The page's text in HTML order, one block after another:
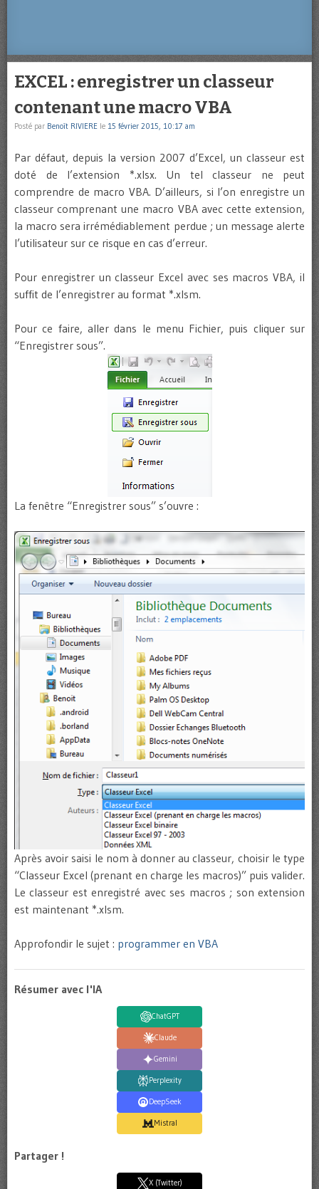
EXCEL : enregistrer un classeur
contenant une macro VBA
Posté par Benoît RIVIERE le 15 février 2015, 10:17 am
Par défaut, depuis la version 2007 d’Excel, un classeur est
doté de l’extension *.xlsx. Un tel classeur ne peut
comprendre de macro VBA. D’ailleurs, si l’on enregistre un
classeur comprenant une macro VBA avec cette extension,
la macro sera irrémédiablement perdue ; un message alerte
l’utilisateur sur ce risque en cas d’erreur.
Pour enregistrer un classeur Excel avec ses macros VBA, il
suffit de l’enregistrer au format *.xlsm.
Pour ce faire, aller dans le menu Fichier, puis cliquer sur
“Enregistrer sous”.
La fenêtre “Enregistrer sous” s’ouvre :
Après avoir saisi le nom à donner au classeur, choisir le type
“Classeur Excel (prenant en charge les macros)” puis valider.
Le classeur est enregistré avec ses macros ; son extension
est maintenant *.xlsm.
Approfondir le sujet : programmer en VBA
Résumer avec l'IA
ChatGPT
Claude
Gemini
Perplexity
DeepSeek
Mistral
Partager !
X (Twitter)